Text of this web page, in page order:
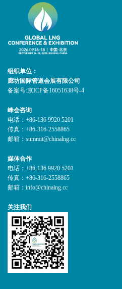
组织单位：
廊坊国际管道会展有限公司
备案号:京ICP备16051638号-4
峰会咨询
电话：+86-136 9920 5201
传真：+86-316-2558865
邮箱：summit@chinalng.cc
媒体合作
电话：+86-136 9920 5201
传真：+86-316-2558865
邮箱：info@chinalng.cc
关注我们